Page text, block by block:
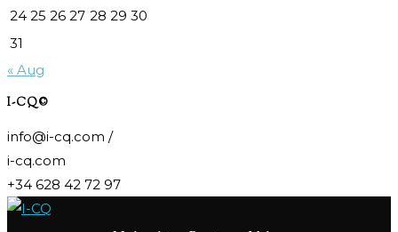
24 25 26 27 28 29 30
31
« Aug
I-CQ©
info@i-cq.com /
i-cq.com
+34 628 42 72 97